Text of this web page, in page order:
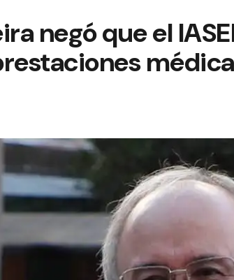
negó que el